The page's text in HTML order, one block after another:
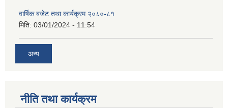
वार्षिक बजेट तथा कार्यक्रम २०८०-८१
मिति: 03/01/2024 - 11:54
अन्य
नीति तथा कार्यक्रम